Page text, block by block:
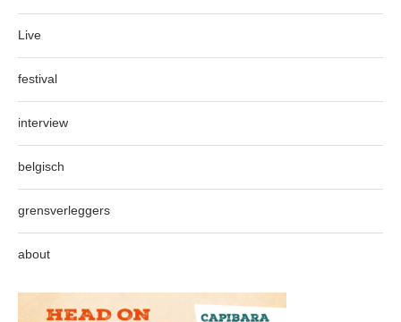
Live
festival
interview
belgisch
grensverleggers
about